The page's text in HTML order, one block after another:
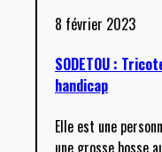
8 février 2023
SODETOU :
handicap
Elle est une
une grosse bosse